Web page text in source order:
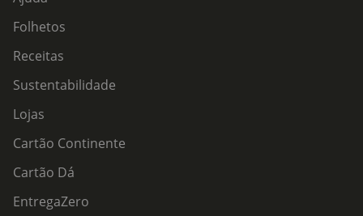
Folhetos
Receitas
Sustentabilidade
Lojas
Cartão Continente
Cartão Dá
EntregaZero